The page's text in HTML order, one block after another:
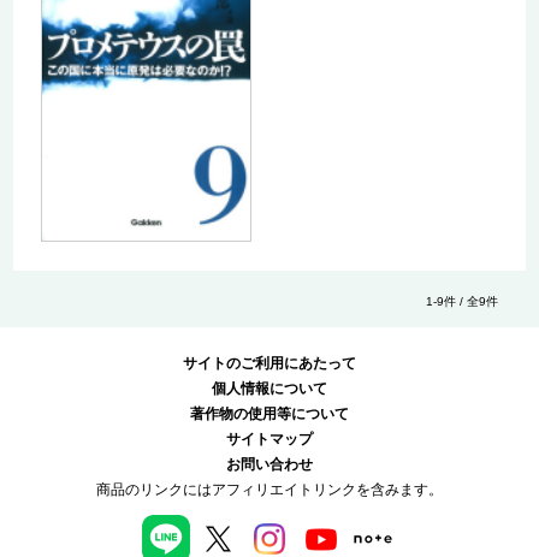
1-9件 / 全9件
サイトのご利用にあたって
個人情報について
著作物の使用等について
サイトマップ
お問い合わせ
商品のリンクにはアフィリエイトリンクを含みます。